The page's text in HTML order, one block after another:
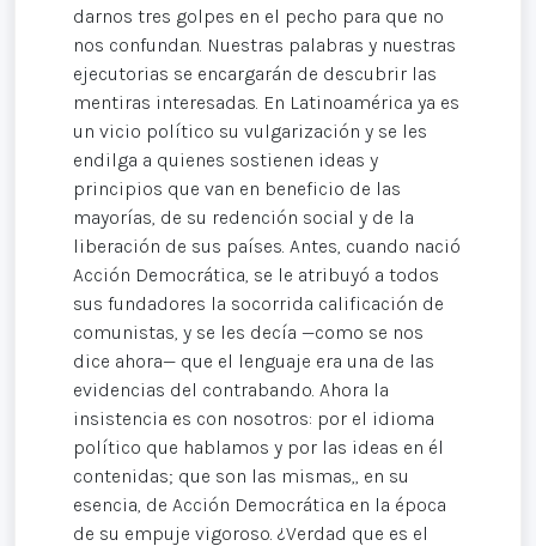
darnos tres golpes en el pecho para que no
nos confundan. Nuestras palabras y nuestras
ejecutorias se encargarán de descubrir las
mentiras interesadas. En Latinoamérica ya es
un vicio político su vulgarización y se les
endilga a quienes sostienen ideas y
principios que van en beneficio de las
mayorías, de su redención social y de la
liberación de sus países. Antes, cuando nació
Acción Democrática, se le atribuyó a todos
sus fundadores la socorrida calificación de
comunistas, y se les decía —como se nos
dice ahora— que el lenguaje era una de las
evidencias del contrabando. Ahora la
insistencia es con nosotros: por el idioma
político que hablamos y por las ideas en él
contenidas; que son las mismas,, en su
esencia, de Acción Democrática en la época
de su empuje vigoroso. ¿Verdad que es el